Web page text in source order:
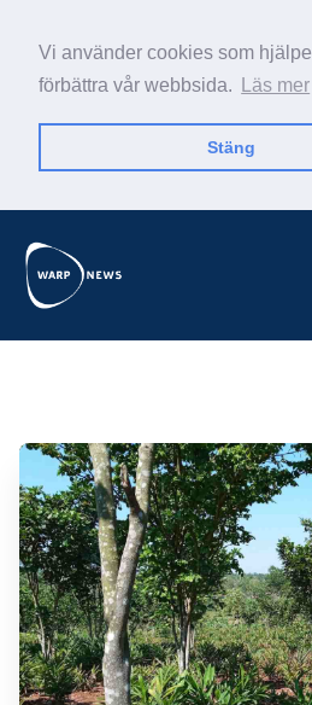
Vi använder cookies som
förbättra vår webbsida.
Läs mer
Stäng